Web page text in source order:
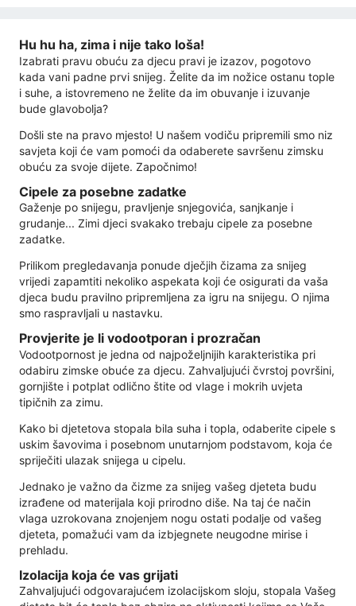
Hu hu ha, zima i nije tako loša!
Izabrati pravu obuću za djecu pravi je izazov, pogotovo
kada vani padne prvi snijeg. Želite da im nožice ostanu tople
i suhe, a istovremeno ne želite da im obuvanje i izuvanje
bude glavobolja?
Došli ste na pravo mjesto! U našem vodiču pripremili smo niz
savjeta koji će vam pomoći da odaberete savršenu zimsku
obuću za svoje dijete. Započnimo!
Cipele za posebne zadatke
Gaženje po snijegu, pravljenje snjegovića, sanjkanje i
grudanje... Zimi djeci svakako trebaju cipele za posebne
zadatke.
Prilikom pregledavanja ponude dječjih čizama za snijeg
vrijedi zapamtiti nekoliko aspekata koji će osigurati da vaša
djeca budu pravilno pripremljena za igru ​​na snijegu. O njima
smo raspravljali u nastavku.
Provjerite je li vodootporan i prozračan
Vodootpornost je jedna od najpoželjnijih karakteristika pri
odabiru zimske obuće za djecu. Zahvaljujući čvrstoj površini,
gornjište i potplat odlično štite od vlage i mokrih uvjeta
tipičnih za zimu.
Kako bi djetetova stopala bila suha i topla, odaberite cipele s
uskim šavovima i posebnom unutarnjom podstavom, koja će
spriječiti ulazak snijega u cipelu.
Jednako je važno da čizme za snijeg vašeg djeteta budu
izrađene od materijala koji prirodno diše. Na taj će način
vlaga uzrokovana znojenjem nogu ostati podalje od vašeg
djeteta, pomažući vam da izbjegnete neugodne mirise i
prehladu.
Izolacija koja će vas grijati
Zahvaljujući odgovarajućem izolacijskom sloju, stopala Vašeg